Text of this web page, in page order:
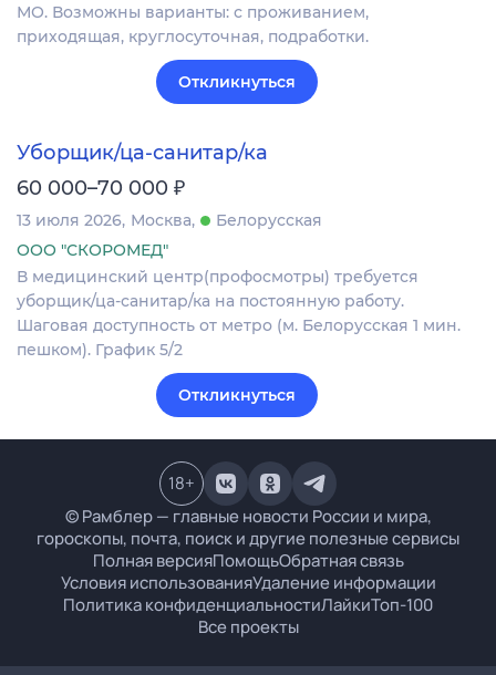
МО. Возможны варианты: с проживанием,
приходящая, круглосуточная, подработки.
Откликнуться
Уборщик/ца-санитар/ка
60 000–70 000 ₽
13 июля 2026 Москва
Белорусская
ООО "СКОРОМЕД"
В медицинский центр(профосмотры) требуется
уборщик/ца-санитар/ка на постоянную работу.
Шаговая доступность от метро (м. Белорусская 1 мин.
пешком). График 5/2
Откликнуться
© Рамблер — главные новости России и мира,
гороскопы, почта, поиск и другие полезные сервисы
Полная версияПомощьОбратная связь
Условия использованияУдаление информации
Политика конфиденциальностиЛайкиТоп-100
Все проекты
18+